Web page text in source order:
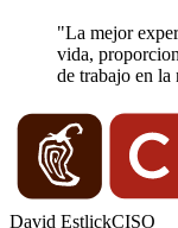
"La mejor
vida,
de trabajo en la
David EstlickCISO